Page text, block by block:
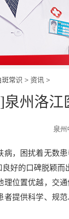
斑常识 > 资讯 >
州洛江
泉州
困扰着无数患
好的口碑脱颖而
置优越，交通
者提供科学、规